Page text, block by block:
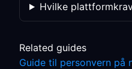
Hvilke
Related guides
Guide til personvern på